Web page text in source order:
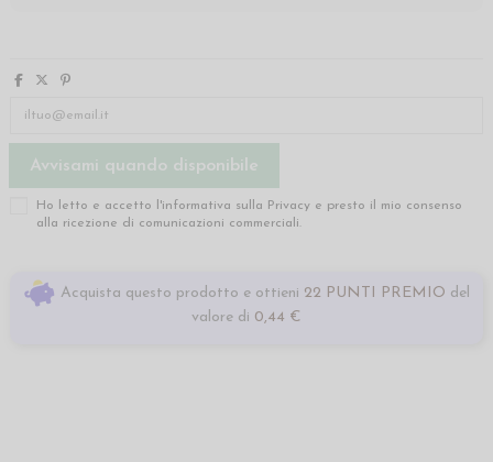
Ho letto e accetto l'informativa sulla Privacy e presto il mio consenso
alla ricezione di comunicazioni commerciali.
Acquista questo prodotto e ottieni 22 PUNTI PREMIO del
valore di 0,44 €